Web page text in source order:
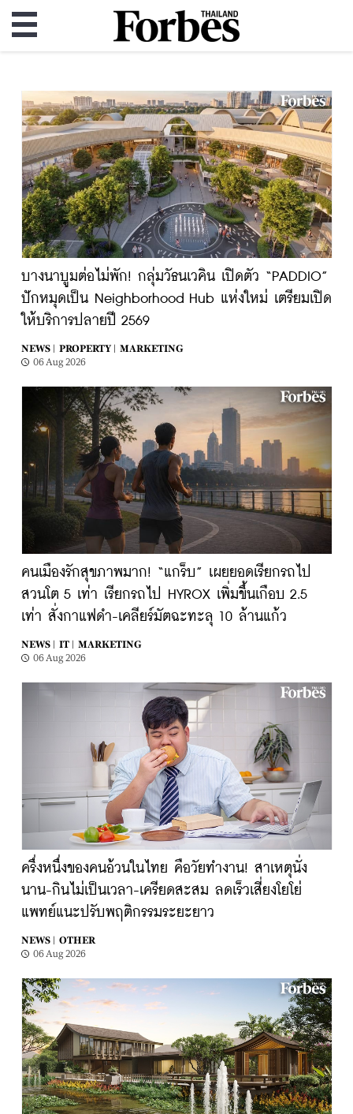
บางนาบูมต่อไม่พัก! กลุ่มวัธนเวคิน เปิดตัว “PADDIO”
ปักหมุดเป็น Neighborhood Hub แห่งใหม่ เตรียมเปิด
ให้บริการปลายปี 2569
NEWS | PROPERTY |
MARKETING
06 Aug 2026
คนเมืองรักสุขภาพมาก! “แกร็บ” เผยยอดเรียกรถไป
สวนโต 5 เท่า เรียกรถไป HYROX เพิ่มขึ้นเกือบ 2.5
เท่า สั่งกาแฟดำ-เคลียร์มัตฉะทะลุ 10 ล้านแก้ว
NEWS | IT |
MARKETING
06 Aug 2026
ครึ่งหนึ่งของคนอ้วนในไทย คือวัยทำงาน! สาเหตุนั่ง
นาน-กินไม่เป็นเวลา-เครียดสะสม ลดเร็วเสี่ยงโยโย่
แพทย์แนะปรับพฤติกรรมระยะยาว
NEWS |
OTHER
06 Aug 2026